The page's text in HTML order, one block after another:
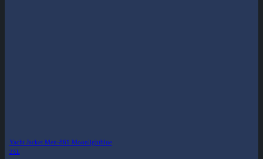
Yacht Jacket Men-861 Moonlightblue
2XL